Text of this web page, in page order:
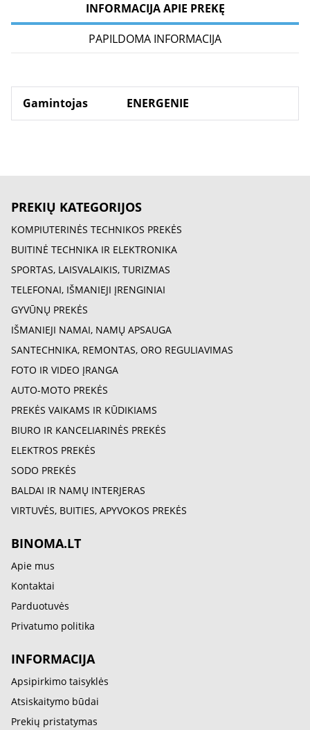
INFORMACIJA APIE PREKĘ
PAPILDOMA INFORMACIJA
Gamintojas ENERGENIE
PREKIŲ KATEGORIJOS
KOMPIUTERINĖS TECHNIKOS PREKĖS
BUITINĖ TECHNIKA IR ELEKTRONIKA
SPORTAS, LAISVALAIKIS, TURIZMAS
TELEFONAI, IŠMANIEJI ĮRENGINIAI
GYVŪNŲ PREKĖS
IŠMANIEJI NAMAI, NAMŲ APSAUGA
SANTECHNIKA, REMONTAS, ORO REGULIAVIMAS
FOTO IR VIDEO ĮRANGA
AUTO-MOTO PREKĖS
PREKĖS VAIKAMS IR KŪDIKIAMS
BIURO IR KANCELIARINĖS PREKĖS
ELEKTROS PREKĖS
SODO PREKĖS
BALDAI IR NAMŲ INTERJERAS
VIRTUVĖS, BUITIES, APYVOKOS PREKĖS
BINOMA.LT
Apie mus
Kontaktai
Parduotuvės
Privatumo politika
INFORMACIJA
Apsipirkimo taisyklės
Atsiskaitymo būdai
Prekių pristatymas